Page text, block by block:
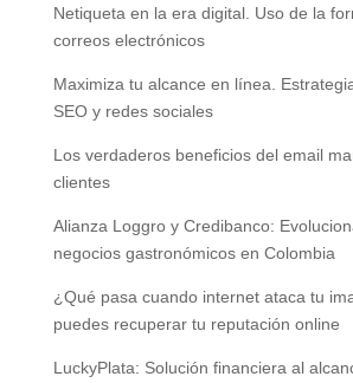
Netiqueta en la era digital. Uso de la
correos electrónicos
Maximiza tu alcance en línea.
SEO y redes sociales
Los verdaderos beneficios del email
clientes
Alianza Loggro y Credibanco:
negocios gastronómicos en Colombia
¿Qué pasa cuando internet ataca tu
puedes recuperar tu reputación online
LuckyPlata: Solución financiera al